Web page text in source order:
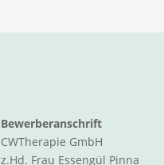
Bewerberanschrift
CWTherapie GmbH
z.Hd. Frau Essengül Pinna